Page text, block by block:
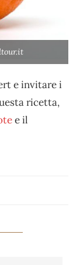
e invitare i
ricetta,
e il